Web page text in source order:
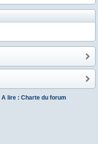
A lire : Charte du forum